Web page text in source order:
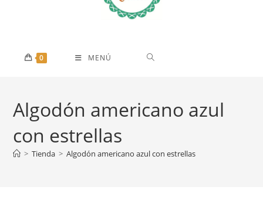
0 MENÚ
Algodón americano azul
con estrellas
> Tienda > Algodón americano azul con estrellas